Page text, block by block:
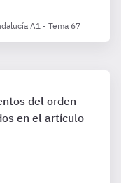
A1 - Tema 67
del orden
en el artículo